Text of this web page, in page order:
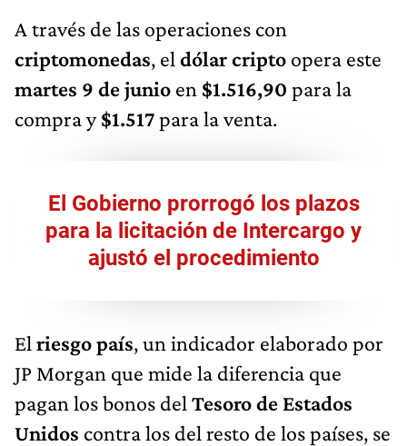
A través de las operaciones con
criptomonedas, el dólar cripto opera este
martes 9 de junio en $1.516,90 para la
compra y$1.517para la venta.
El Gobierno prorrogó los plazos
para la licitación de Intercargo y
ajustó el procedimiento
El riesgo país, un indicador elaborado por
JP Morgan que mide la diferencia que
pagan los bonos del Tesoro de Estados
Unidos contra los del resto de los países, se